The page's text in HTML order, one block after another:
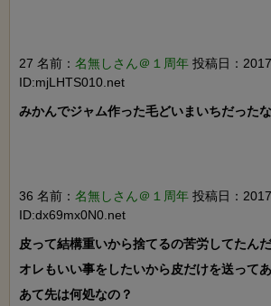
27 名前： 名無しさん＠１周年 投稿日：
ID:mjLHTS010.net
みかんでジャム作った毛どいまいちだったな
36 名前： 名無しさん＠１周年 投稿日：
ID:dx69mx0N0.net
皮って結構重いから捨てるの苦労してたん
オレもいい事をしたいから皮だけを送って
あて先は何処なの？